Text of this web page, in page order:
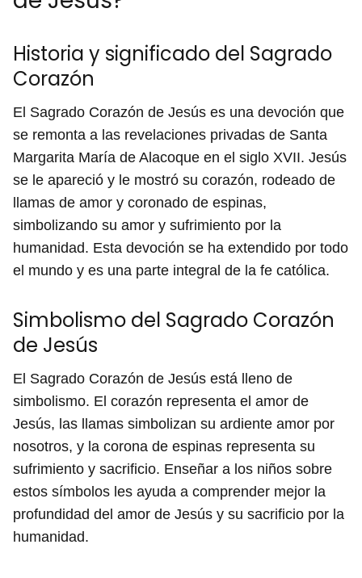
Historia y significado del Sagrado
Corazón
El Sagrado Corazón de Jesús es una devoción que
se remonta a las revelaciones privadas de Santa
Margarita María de Alacoque en el siglo XVII. Jesús
se le apareció y le mostró su corazón, rodeado de
llamas de amor y coronado de espinas,
simbolizando su amor y sufrimiento por la
humanidad. Esta devoción se ha extendido por todo
el mundo y es una parte integral de la fe católica.
Simbolismo del Sagrado Corazón
de Jesús
El Sagrado Corazón de Jesús está lleno de
simbolismo. El corazón representa el amor de
Jesús, las llamas simbolizan su ardiente amor por
nosotros, y la corona de espinas representa su
sufrimiento y sacrificio. Enseñar a los niños sobre
estos símbolos les ayuda a comprender mejor la
profundidad del amor de Jesús y su sacrificio por la
humanidad.